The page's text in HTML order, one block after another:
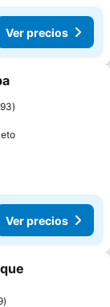
Ver precios
Ver precios
Ver precios